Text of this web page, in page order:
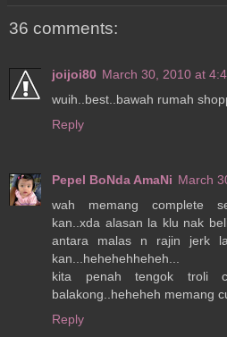
36 comments:
joijoi80 March 30, 2010 at
wuih..best..bawah rumah
Reply
Pepel BoNda AmaNi March
wah memang complete
kan..xda alasan la klu nak
antara malas n rajin jerk
kan...hehehehheheh...
kita penah tengok troli
balakong..heheheh memang
Reply